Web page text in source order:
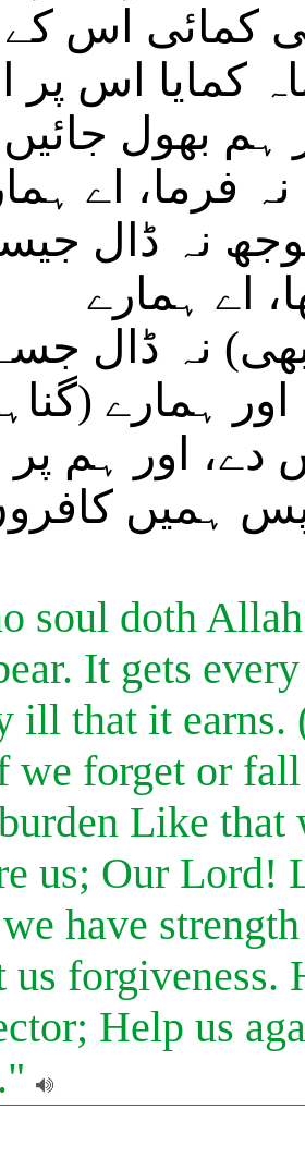
کمائی اس کے
کمایا اس
بھول جائیں
فرما، اے
نہ ڈال
اے ہمارے
نہ ڈال
ہمارے
دے، اور ہم
پس ہمیں
soul doth
It gets
ill that it earns.
we forget or
Like
us; Our Lord!
have
us forgiveness.
Help us